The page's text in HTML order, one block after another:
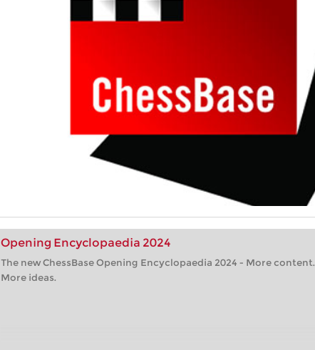
Opening Encyclopaedia 2024
The new ChessBase Opening Encyclopaedia 2024 - More content.
More ideas.